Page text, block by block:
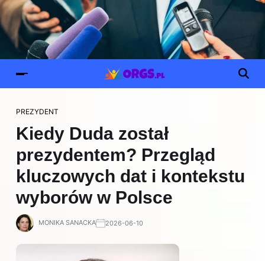
PREZYDENT
Kiedy Duda został
prezydentem? Przegląd
kluczowych dat i kontekstu
wyborów w Polsce
MONIKA SANACKA 2026-06-10